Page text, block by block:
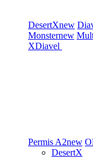
DesertXnew
Monsternew
XDiavel
Permis A2new
DesertX